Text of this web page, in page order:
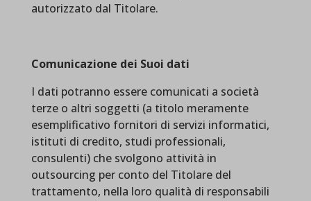
autorizzato dal Titolare.
Comunicazione dei Suoi dati
I dati potranno essere comunicati a società
terze o altri soggetti (a titolo meramente
esemplificativo fornitori di servizi informatici,
istituti di credito, studi professionali,
consulenti) che svolgono attività in
outsourcing per conto del Titolare del
trattamento, nella loro qualità di responsabili